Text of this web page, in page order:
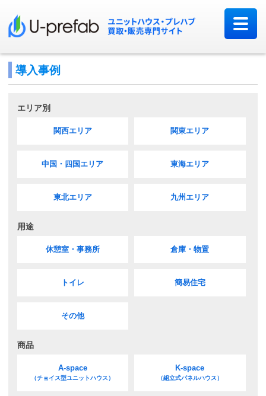
導入事例
エリア別
関西エリア 関東エリア
中国・四国エリア 東海エリア
東北エリア 九州エリア
用途
休憩室・事務所 倉庫・物置
トイレ 簡易住宅
その他
商品
A-space
（チョイス型ユニットハウス）
K-space
（組立式パネルハウス）